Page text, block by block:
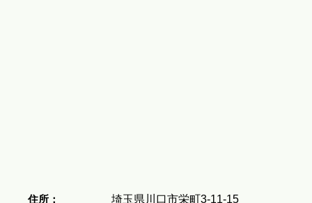
住所： 埼玉県川口市栄町3-11-15